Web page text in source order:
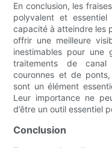
En conclusion, les
polyvalent et
capacité à atteindre les
offrir une meilleure
inestimables pour une
traitements de
couronnes et de
sont un élément
Leur importance ne
d’être un outil essentiel
Conclusion